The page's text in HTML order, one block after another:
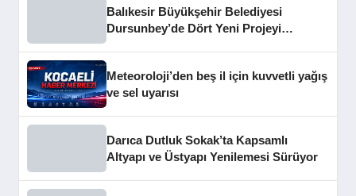
Balıkesir Büyükşehir Belediyesi
Dursunbey’de Dört Yeni Projeyi
Meteoroloji’den beş il için kuvvetli yağış
ve sel uyarısı
Darıca Dutluk Sokak’ta Kapsamlı
Altyapı ve Üstyapı Yenilemesi Sürüyor